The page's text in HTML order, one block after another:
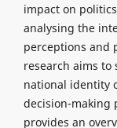
impact on
analysing the
perceptions and
research aims
national identity
decision-making
provides an